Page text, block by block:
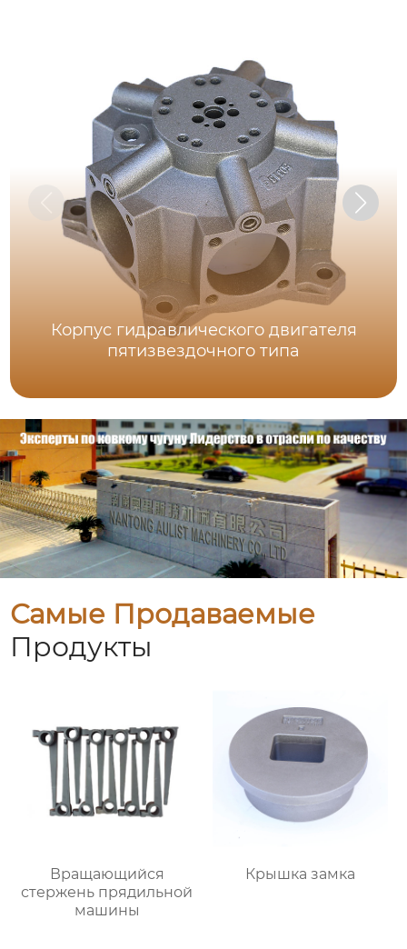
Корпус гидравлического двигателя
пятизвездочного типа
Самые Продаваемые
Продукты
Вращающийся
стержень прядильной
машины
Крышка замка